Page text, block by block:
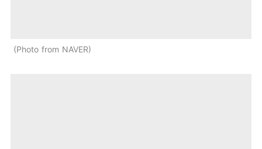
Photo from NAVER